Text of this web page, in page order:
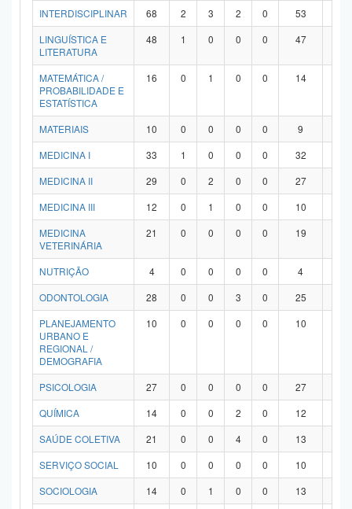
INTERDISCIPLINAR
68 2 3 2 0 53
LINGUÍSTICA E
LITERATURA
48 1 0 0 0 47
MATEMÁTICA /
PROBABILIDADE E
ESTATÍSTICA
16 0 1 0 0 14
MATERIAIS 10 0 0 0 0 9
MEDICINA I
33 1 0 0 0 32
MEDICINA II
29 0 2 0 0 27
MEDICINA III
12 0 1 0 0 10
MEDICINA
VETERINÁRIA
21 0 0 0 0 19
NUTRIÇÃO 4 0 0 0 0 4
ODONTOLOGIA
28 0 0 3 0 25
PLANEJAMENTO
URBANO E
REGIONAL /
DEMOGRAFIA
10 0 0 0 0 10
PSICOLOGIA 27 0 0 0 0 27
QUÍMICA
14 0 0 2 0 12
SAÚDE COLETIVA
21 0 0 4 0 13
SERVIÇO SOCIAL
10 0 0 0 0 10
SOCIOLOGIA
14 0 1 0 0 13